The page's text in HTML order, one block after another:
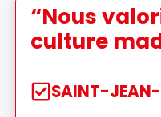
“Nous
culture
SAINT-